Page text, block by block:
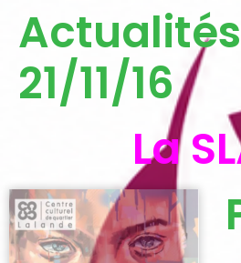
Actualités
21/11/16
La